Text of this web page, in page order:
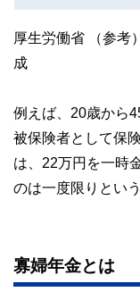
厚生労働省 （参考
成
例えば、20歳から
被保険者として保
は、22万円を一時
のは一度限りとい
寡婦年金とは